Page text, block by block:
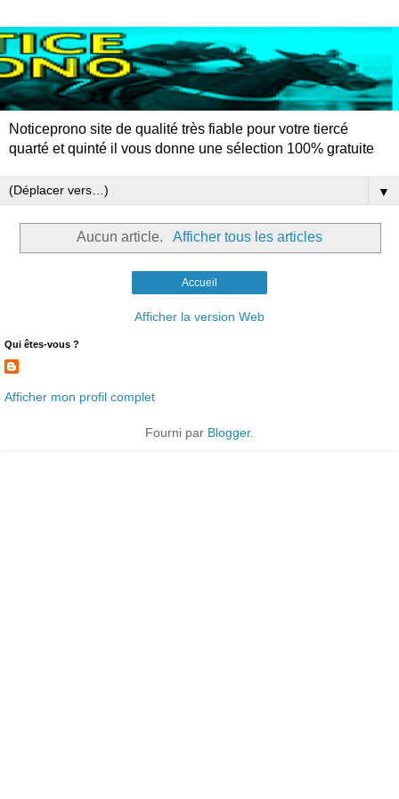
Noticeprono site de qualité très fiable pour votre tiercé
quarté et quinté il vous donne une sélection 100% gratuite
▼
Aucun article. Afficher tous les articles
Accueil
Afficher la version Web
Qui êtes-vous ?
Afficher mon profil complet
Fourni par Blogger.